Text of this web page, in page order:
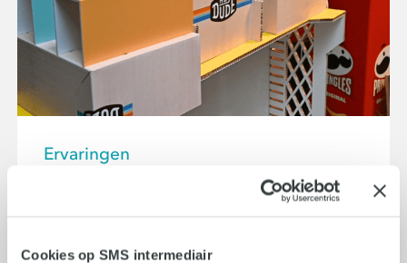
Cookies op SMS intermediair
Ervaringen
Een creatieve carrière bij
aan Rian van Gend!